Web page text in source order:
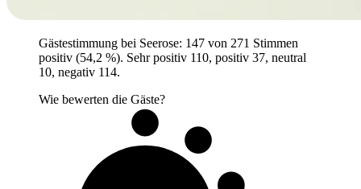
Gästestimmung bei Seerose: 147 von 271 Stimmen
positiv (54,2 %). Sehr positiv 110, positiv 37, neutral
10, negativ 114.
Wie bewerten die Gäste?